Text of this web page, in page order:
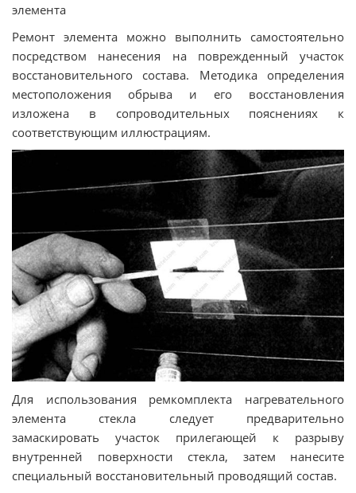
элемента
Ремонт элемента можно выполнить самостоятельно
посредством нанесения на поврежденный участок
восстановительного состава. Методика определения
местоположения обрыва и его восстановления
изложена в сопроводительных пояснениях к
соответствующим иллюстрациям.
Для использования ремкомплекта нагревательного
элемента стекла следует предварительно
замаскировать участок прилегающей к разрыву
внутренней поверхности стекла, затем нанесите
специальный восстановительный проводящий состав.